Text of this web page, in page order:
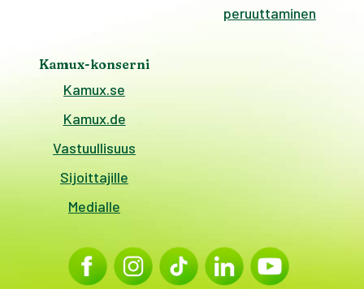
peruuttaminen
Kamux-konserni
Kamux.se
Kamux.de
Vastuullisuus
Sijoittajille
Medialle